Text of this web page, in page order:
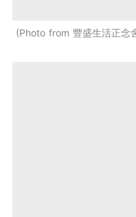
Photo from 豐盛生活正念